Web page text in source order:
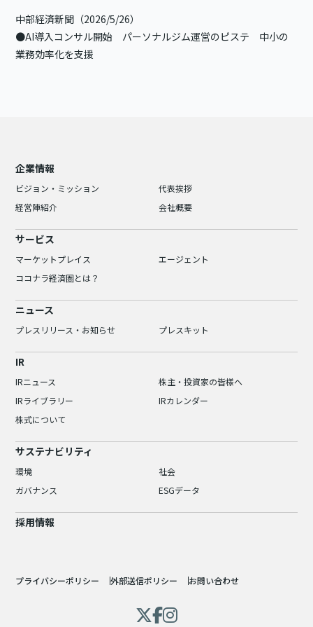
中部経済新聞（2026/5/26）
●AI導入コンサル開始 パーソナルジム運営のピステ 中小の
業務効率化を支援
企業情報
ビジョン・ミッション
代表挨拶
経営陣紹介
会社概要
サービス
マーケットプレイス
エージェント
ココナラ経済圏とは？
ニュース
プレスリリース・お知らせ プレスキット
IR
IRニュース
株主・投資家の皆様へ
IRライブラリー
IRカレンダー
株式について
サステナビリティ
環境
社会
ガバナンス
ESGデータ
採用情報
プライバシーポリシー 外部送信ポリシー お問い合わせ